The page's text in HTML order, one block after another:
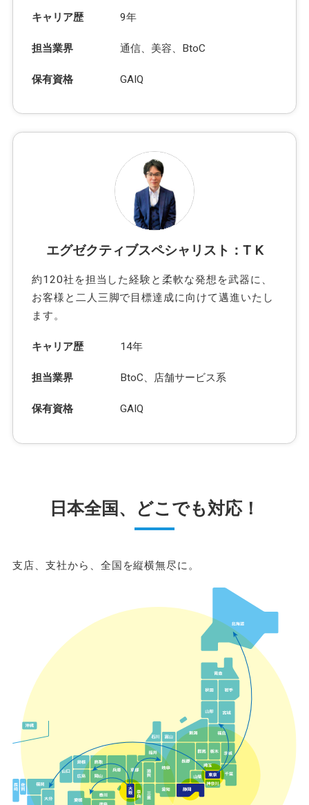
キャリア歴 9年
担当業界 通信、美容、BtoC
保有資格 GAIQ
エグゼクティブスペシャリスト：T K
約120社を担当した経験と柔軟な発想を武器に、
お客様と二人三脚で目標達成に向けて邁進いたし
ます。
キャリア歴 14年
担当業界 BtoC、店舗サービス系
保有資格 GAIQ
日本全国、どこでも対応！
支店、支社から、全国を縦横無尽に。